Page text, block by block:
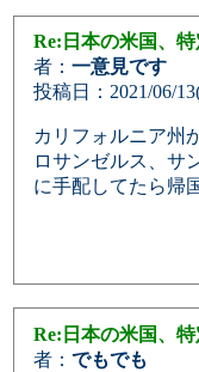
Re:日本の米国、
者： 一意見です
投稿日：2021/06/
カリフォルニア州
ロサンゼルス、サ
に手配してたら帰
Re:日本の米国、
者： でもでも